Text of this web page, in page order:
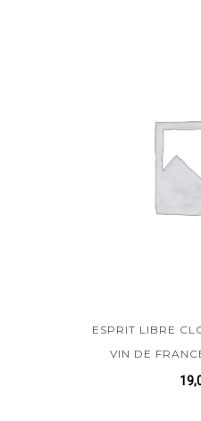
ESPRIT LIBRE
VIN DE